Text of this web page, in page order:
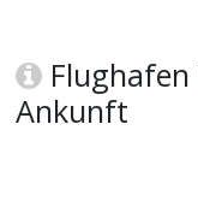
Flughafen
Ankunft